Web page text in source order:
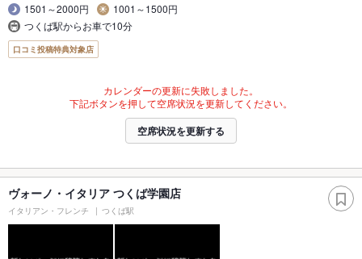
1501～2000円
1001～1500円
つくば駅からお車で10分
口コミ投稿特典対象店
カレンダーの更新に失敗しました。
下記ボタンを押して空席状況を更新してください。
空席状況を更新する
ヴォーノ・イタリア つくば学園店
イタリアン・フレンチ つくば駅